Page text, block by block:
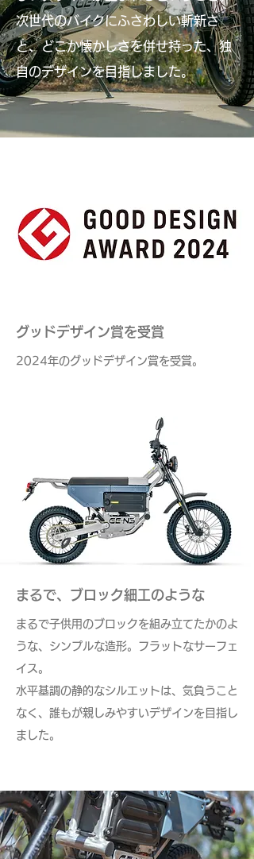
次世代のバイクにふさわしい斬新さ
と、どこか懐かしさを併せ持った、独
自のデザインを目指しました。
グッドデザイン賞を受賞
2024年のグッドデザイン賞を受賞。
​まるで、ブロック細工のような
まるで子供用のブロックを組み立てたかのよ
うな、シンプルな造形。フラットなサーフェ
イス。
水平基調の静的なシルエットは、気負うこと
なく、誰もが親しみやすいデザインを目指し
ました。